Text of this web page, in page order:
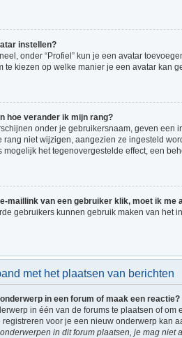
instellen?
onder “Profiel” kun je een avatar
te kiezen op welke manier je een avatar kan
hoe verander ik mijn rang?
onder je gebruikersnaam, geven een
rang niet wijzigen, aangezien ze ingesteld
mogelijk het tegenovergestelde effect, een
maillink van een gebruiker klik, moet ik me
gebruikers kunnen gebruik maken van het
met het plaatsen van berichten
in een forum of maak een reactie?
in één van de forums te plaatsen of
registreren voor je een nieuw onderwerp kan
in dit forum plaatsen, je mag niet